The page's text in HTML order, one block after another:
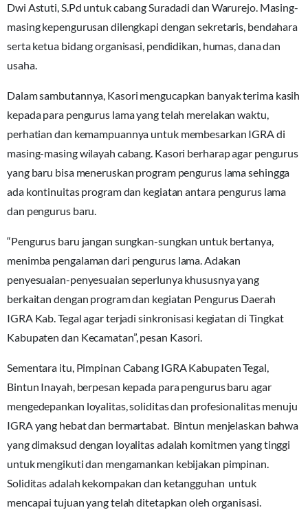
Dwi Astuti, S.Pd untuk cabang Suradadi dan Warurejo. Masing-
masing kepengurusan dilengkapi dengan sekretaris, bendahara
serta ketua bidang organisasi, pendidikan, humas, dana dan
usaha.
Dalam sambutannya, Kasori mengucapkan banyak terima kasih
kepada para pengurus lama yang telah merelakan waktu,
perhatian dan kemampuannya untuk membesarkan IGRA di
masing-masing wilayah cabang. Kasori berharap agar pengurus
yang baru bisa meneruskan program pengurus lama sehingga
ada kontinuitas program dan kegiatan antara pengurus lama
dan pengurus baru.
“Pengurus baru jangan sungkan-sungkan untuk bertanya,
menimba pengalaman dari pengurus lama. Adakan
penyesuaian-penyesuaian seperlunya khususnya yang
berkaitan dengan program dan kegiatan Pengurus Daerah
IGRA Kab. Tegal agar terjadi sinkronisasi kegiatan di Tingkat
Kabupaten dan Kecamatan”, pesan Kasori.
Sementara itu, Pimpinan Cabang IGRA Kabupaten Tegal,
Bintun Inayah, berpesan kepada para pengurus baru agar
mengedepankan loyalitas, soliditas dan profesionalitas menuju
IGRA yang hebat dan bermartabat. Bintun menjelaskan bahwa
yang dimaksud dengan loyalitas adalah komitmen yang tinggi
untuk mengikuti dan mengamankan kebijakan pimpinan.
Soliditas adalah kekompakan dan ketangguhan untuk
mencapai tujuan yang telah ditetapkan oleh organisasi.